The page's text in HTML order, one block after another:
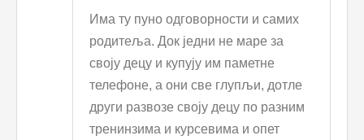
Има ту пуно одговорности и самих
родитеља. Док једни не маре за
своју децу и купују им паметне
телефоне, а они све глупљи, дотле
други развозе своју децу по разним
тренинзима и курсевима и опет